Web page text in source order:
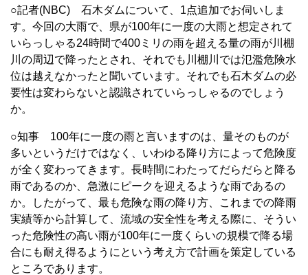
○記者(NBC) 石木ダムについて、1点追加でお伺いしま
す。今回の大雨で、県が100年に一度の大雨と想定されて
いらっしゃる24時間で400ミリの雨を超える量の雨が川棚
川の周辺で降ったとされ、それでも川棚川では氾濫危険水
位は越えなかったと聞いています。それでも石木ダムの必
要性は変わらないと認識されていらっしゃるのでしょう
か。
○知事 100年に一度の雨と言いますのは、量そのものが
多いというだけではなく、いわゆる降り方によって危険度
が全く変わってきます。長時間にわたってだらだらと降る
雨であるのか、急激にピークを迎えるような雨であるの
か。したがって、最も危険な雨の降り方、これまでの降雨
実績等から計算して、流域の安全性を考える際に、そうい
った危険性の高い雨が100年に一度くらいの規模で降る場
合にも耐え得るようにという考え方で計画を策定している
ところであります。